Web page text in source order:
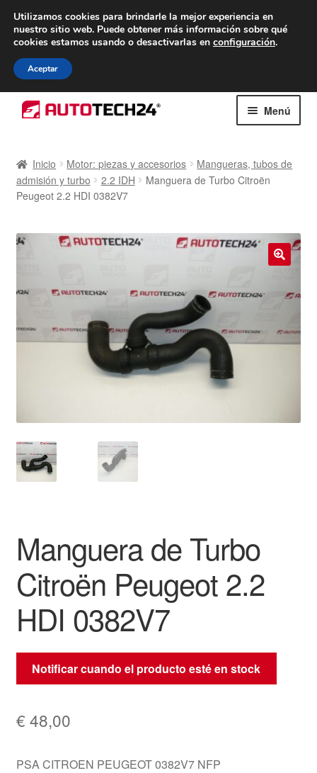
ENTREGA desde 7 EUR
De lunes a viernes de 9 a. m. a 4 p. m.
navegación
al
Menú
Caja registradora
Envío al mundo entero
Mi cuenta
Procedimiento de Reclamación
Queja
Términos y Condiciones
Transporte
Inicio Motor: piezas y accesorios
Mangueras, tubos de
admisión y turbo
2.2 IDH
Manguera de Turbo Citroën
Peugeot 2.2 HDI 0382V7
Manguera de Turbo
Citroën Peugeot 2.2
HDI 0382V7
Notificar cuando el producto esté en stock
€ 48,00
PSA CITROEN PEUGEOT 0382V7 NFP
Utilizamos cookies para brindarle la mejor experiencia en
nuestro sitio web. Puede obtener más información sobre qué
cookies estamos usando o desactivarlas en configuración.
Aceptar